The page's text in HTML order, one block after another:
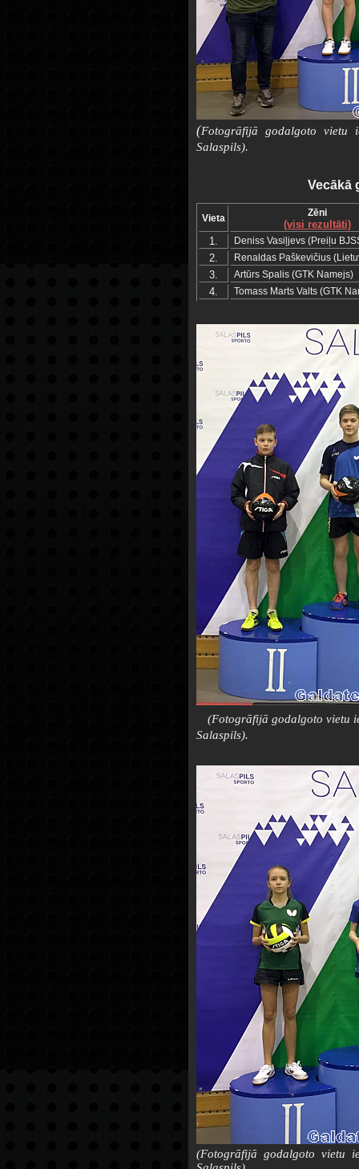
(Fotogrāfijā godalgoto vietu
Salaspils).
Vecākā
Vieta Zēni
(visi rezultāti)
1.
Deniss Vasiļjevs (Preiļu
2. Renaldas Paškevičius
3. Artūrs Spalis (GTK Namejs)
4. Tomass Marts Valts (GTK
(Fotogrāfijā godalgoto vietu
Salaspils).
(Fotogrāfijā godalgoto vietu